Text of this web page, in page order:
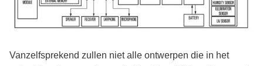
Vanzelfsprekend zullen niet alle ontwerpen die in het